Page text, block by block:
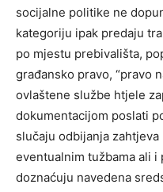
socijalne politike ne
kategoriju ipak predaju
po mjestu prebivališta,
građansko pravo, “pravo
ovlaštene službe htjele
dokumentacijom poslati
slučaju odbijanja zahtjeva
eventualnim tužbama ali
doznaćuju navedena